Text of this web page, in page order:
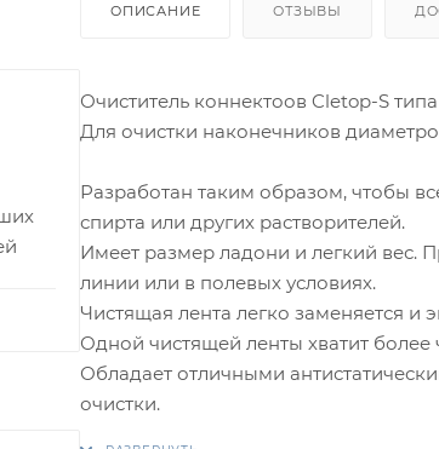
ОПИСАНИЕ ОТЗЫВЫ
Очиститель коннектоов Cletop-S
Для очистки наконечников
Разработан таким образом, чтобы
спирта или других растворителей.
Имеет размер ладони и легкий вес.
линии или в полевых условиях.
Чистящая лента легко заменяется и
Одной чистящей ленты хватит более
Обладает отличными
очистки.